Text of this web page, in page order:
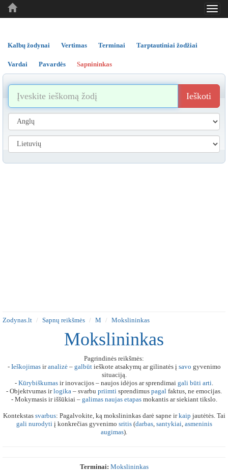
..
..
Kalbų žodynai Vertimas Terminai Tarptautiniai žodžiai
Vardai Pavardės Sapnininkas
Ieškoti
Zodynas.lt Sapnų reikšmės M Mokslininkas
Mokslininkas
Pagrindinės reikšmės:
- Ieškojimasiranalizė– galbūtieškote atsakymų ar gilinatės į savo gyvenimo
situaciją.
- Kūrybiškumas ir inovacijos – naujos idėjos ar sprendimai gali būti arti.
- Objektvumas irlogika – svarbu priimti sprendimus pagal faktus, ne emocijas.
- Mokymasis ir iššūkiai – galimas naujas etapasmokantis ar siekiant tikslo.
Kontekstas svarbus: Pagalvokite, ką mokslininkas darė sapne irkaip jautėtės. Tai
gali nurodytiį konkrečias gyvenimo sritis(darbas, santykiai, asmeninis
augimas).
Terminai: Mokslininkas